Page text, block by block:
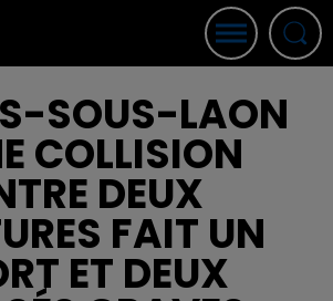
SOUS-LAON
COLLISION
DEUX
FAIT UN
ET DEUX